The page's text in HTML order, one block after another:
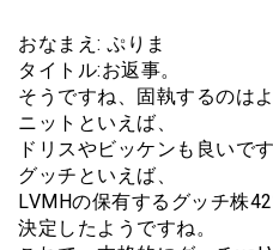
おなまえ: ぷりま
タイトル:お返事。
そうですね、固執するのは
ニットといえば、
ドリスやビッケンも良いです
グッチといえば、
LVMHの保有するグッチ株
決定したようですね。